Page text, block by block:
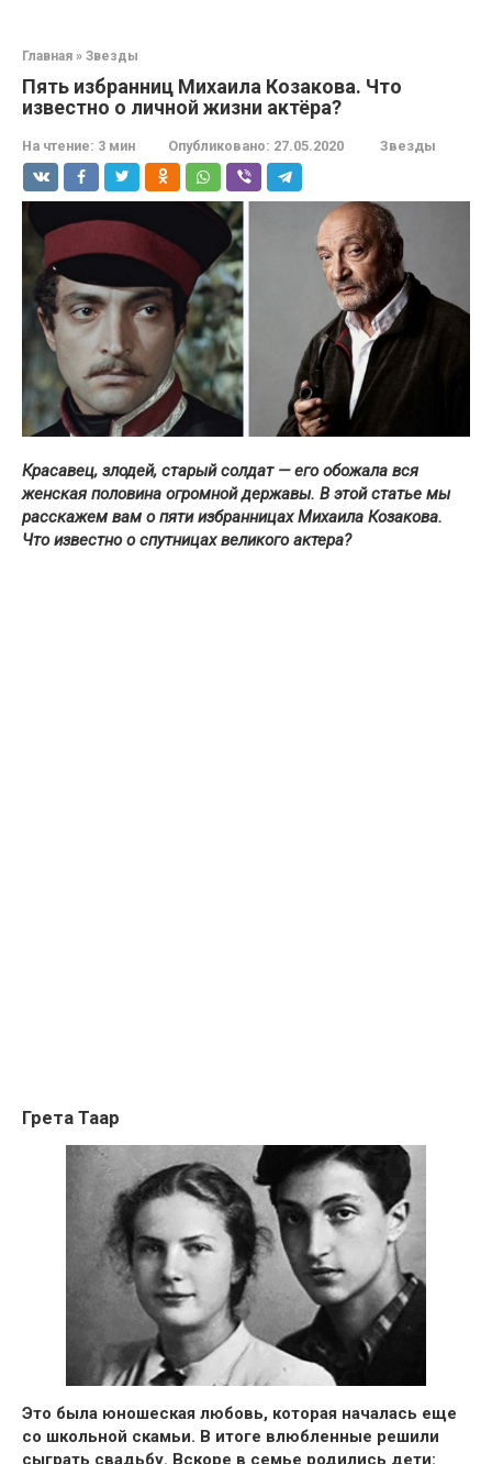
Главная » Звезды
Пять избранниц Михаила Козакова. Что
известно о личной жизни актёра?
На чтение: 3 мин Опубликовано: 27.05.2020 Звезды
Красавец, злодей, старый солдат — его обожала вся
женская половина огромной державы. В этой статье мы
расскажем вам о пяти избранницах Михаила Козакова.
Что известно о спутницах великого актера?
Грета Таар
Это была юношеская любовь, которая началась еще
со школьной скамьи. В итоге влюбленные решили
сыграть свадьбу. Вскоре в семье родились дети: